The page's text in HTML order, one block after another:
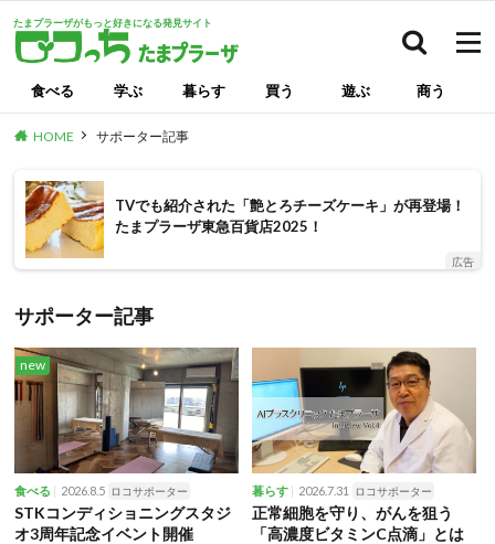
たまプラーザがもっと好きになる発見サイト
食べる 学ぶ 暮らす 買う 遊ぶ 商う
HOME サポーター記事
TVでも紹介された「艶とろチーズケーキ」が再登場！
たまプラーザ東急百貨店2025！
広告
サポーター記事
食べる 2026.8.5
new
ロコサポーター
STKコンディショニングスタジ
オ3周年記念イベント開催
暮らす 2026.7.31 ロコサポーター
正常細胞を守り、がんを狙う
「高濃度ビタミンC点滴」とは